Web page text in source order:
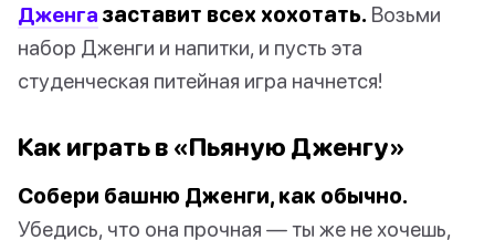
Дженга заставит всех хохотать. Возьми
набор Дженги и напитки, и пусть эта
студенческая питейная игра начнется!
Как играть в «Пьяную Дженгу»
Собери башню Дженги, как обычно.
Убедись, что она прочная — ты же не хочешь,